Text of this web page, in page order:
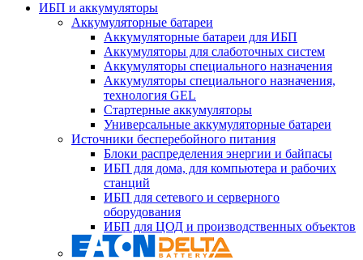
ИБП и аккумуляторы
Аккумуляторные батареи
Аккумуляторные батареи для ИБП
Аккумуляторы для слаботочных систем
Аккумуляторы специального назначения
Аккумуляторы специального назначения,
технология GEL
Стартерные аккумуляторы
Универсальные аккумуляторные батареи
Источники бесперебойного питания
Блоки распределения энергии и байпасы
ИБП для дома, для компьютера и рабочих
станций
ИБП для сетевого и серверного
оборудования
ИБП для ЦОД и производственных объектов